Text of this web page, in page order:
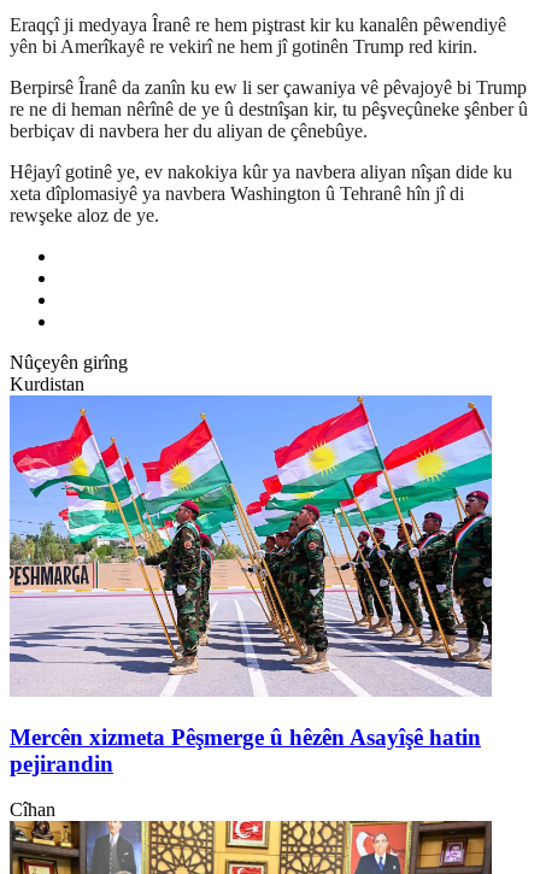
Eraqçî ji medyaya Îranê re hem piştrast kir ku kanalên pêwendiyê
yên bi Amerîkayê re vekirî ne hem jî gotinên Trump red kirin.
Berpirsê Îranê da zanîn ku ew li ser çawaniya vê pêvajoyê bi Trump
re ne di heman nêrînê de ye û destnîşan kir, tu pêşveçûneke şênber û
berbiçav di navbera her du aliyan de çênebûye.
Hêjayî gotinê ye, ev nakokiya kûr ya navbera aliyan nîşan dide ku
xeta dîplomasiyê ya navbera Washington û Tehranê hîn jî di
rewşeke aloz de ye.
Nûçeyên girîng
Kurdistan
Mercên xizmeta Pêşmerge û hêzên Asayîşê hatin
pejirandin
Cîhan